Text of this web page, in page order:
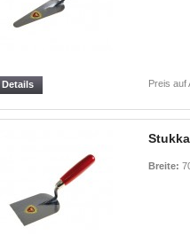
Preis auf
Details
Breite: